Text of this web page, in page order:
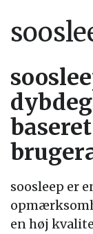
soosleep er
en høj